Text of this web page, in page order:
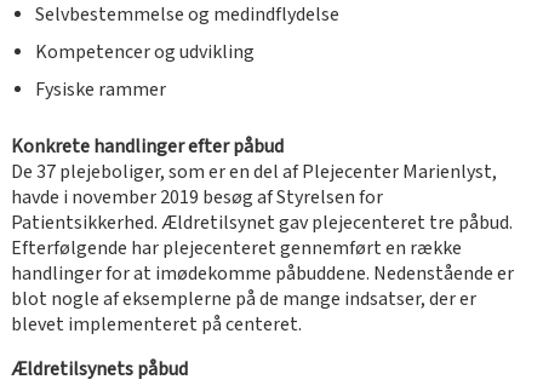
Selvbestemmelse og medindflydelse
Kompetencer og udvikling
Fysiske rammer
Konkrete handlinger efter påbud
De 37 plejeboliger, som er en del af Plejecenter Marienlyst,
havde i november 2019 besøg af Styrelsen for
Patientsikkerhed. Ældretilsynet gav plejecenteret tre påbud.
Efterfølgende har plejecenteret gennemført en række
handlinger for at imødekomme påbuddene. Nedenstående er
blot nogle af eksemplerne på de mange indsatser, der er
blevet implementeret på centeret.
Ældretilsynets påbud